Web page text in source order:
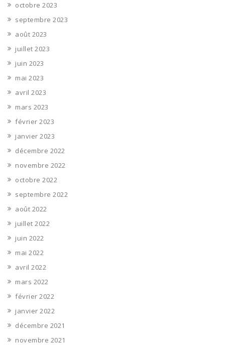
octobre 2023
septembre 2023
août 2023
juillet 2023
juin 2023
mai 2023
avril 2023
mars 2023
février 2023
janvier 2023
décembre 2022
novembre 2022
octobre 2022
septembre 2022
août 2022
juillet 2022
juin 2022
mai 2022
avril 2022
mars 2022
février 2022
janvier 2022
décembre 2021
novembre 2021